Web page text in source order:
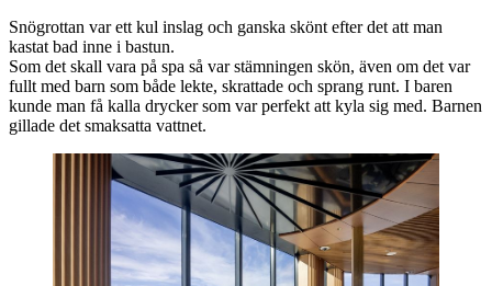
Snögrottan var ett kul inslag och ganska skönt efter det att man
kastat bad inne i bastun.
Som det skall vara på spa så var stämningen skön, även om det var
fullt med barn som både lekte, skrattade och sprang runt. I baren
kunde man få kalla drycker som var perfekt att kyla sig med. Barnen
gillade det smaksatta vattnet.